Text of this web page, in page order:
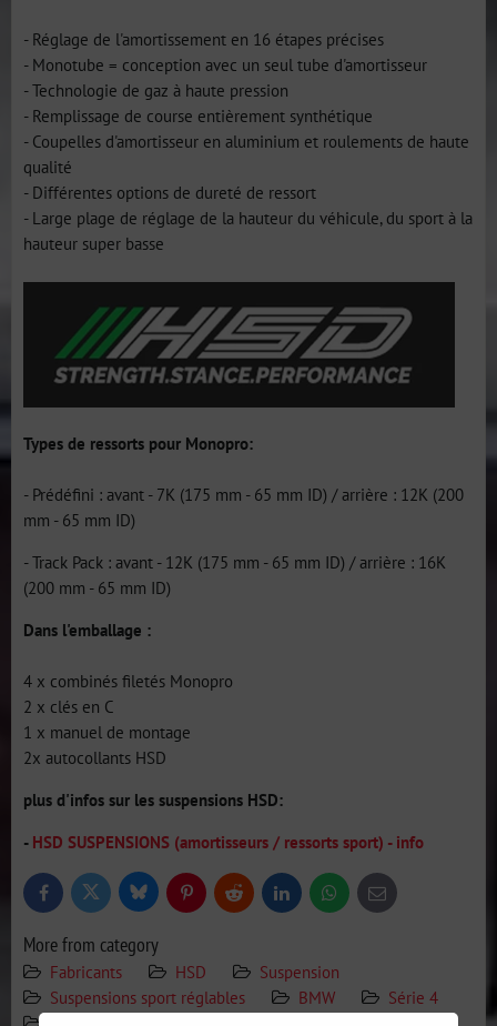
- Réglage de l'amortissement en 16 étapes précises
- Monotube = conception avec un seul tube d'amortisseur
- Technologie de gaz à haute pression
- Remplissage de course entièrement synthétique
- Coupelles d'amortisseur en aluminium et roulements de haute
qualité
- Différentes options de dureté de ressort
- Large plage de réglage de la hauteur du véhicule, du sport à la
hauteur super basse
Types de ressorts pour Monopro:
- Prédéfini : avant - 7K (175 mm - 65 mm ID) / arrière : 12K (200
mm - 65 mm ID)
- Track Pack : avant - 12K (175 mm - 65 mm ID) / arrière : 16K
(200 mm - 65 mm ID)
Dans l'emballage :
4 x combinés filetés Monopro
2 x clés en C
1 x manuel de montage
2x autocollants HSD
plus d'infos sur les suspensions HSD:
- HSD SUSPENSIONS (amortisseurs / ressorts sport) - info
FacebookTwitter BlueskyPinterestReddit LinkedInWhatsApp
E-
mail
More from category
Fabricants HSD
Suspension
Suspensions sport réglables
BMW
Série 4